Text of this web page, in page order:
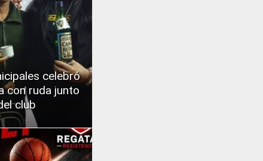
celebró
con ruda junto
club